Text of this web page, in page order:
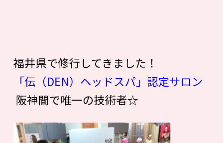
福井県で修行してきました！
「伝（DEN）ヘッドスパ」認定サロン
阪神間で唯一の技術者☆